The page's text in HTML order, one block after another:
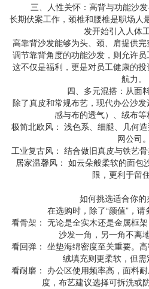
三、人性关怀：高背与功能沙
长期伏案工作，颈椎和腰椎是职场人
发开始引入人体
高靠背沙发能够为头、颈、肩提供
调节靠背角度的功能沙发，则允许
这不仅是福利，更是对员工健康的投
航力。
四、多元混搭：从面
除了真皮和常规布艺，现代办公沙
感与布的透气）、绒布等
极简北欧风： 浅色系、细腿、几何
网公司。
工业复古风： 结合做旧真皮与铁艺
居家温馨风： 如云朵般柔软的面包
限，更利于留
如何挑选适合你的
在选购时，除了“颜值”，请
看骨架： 无论是全实木还是金属框
沙发一角，另一角不离
看回弹： 坐垫海绵密度至关重要。
绒填充则更柔软，但需
看耐磨： 办公区使用频率高，面料
度，布艺建议选择可拆洗或